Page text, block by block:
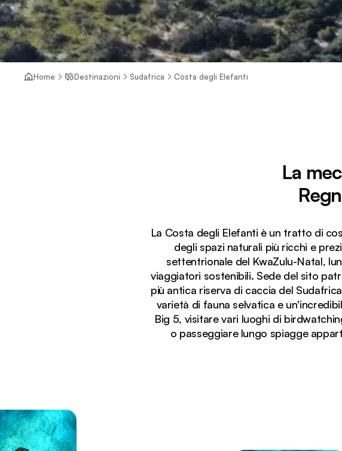
Home Destinazioni Sudafrica Costa degli Elefanti
La
La Costa degli Elefanti è un tratto di
degli spazi naturali più ricchi e
settentrionale del KwaZulu-Natal,
viaggiatori sostenibili. Sede del sito
più antica riserva di caccia del
varietà di fauna selvatica e
Big 5, visitare vari luoghi di
o passeggiare lungo spiagge